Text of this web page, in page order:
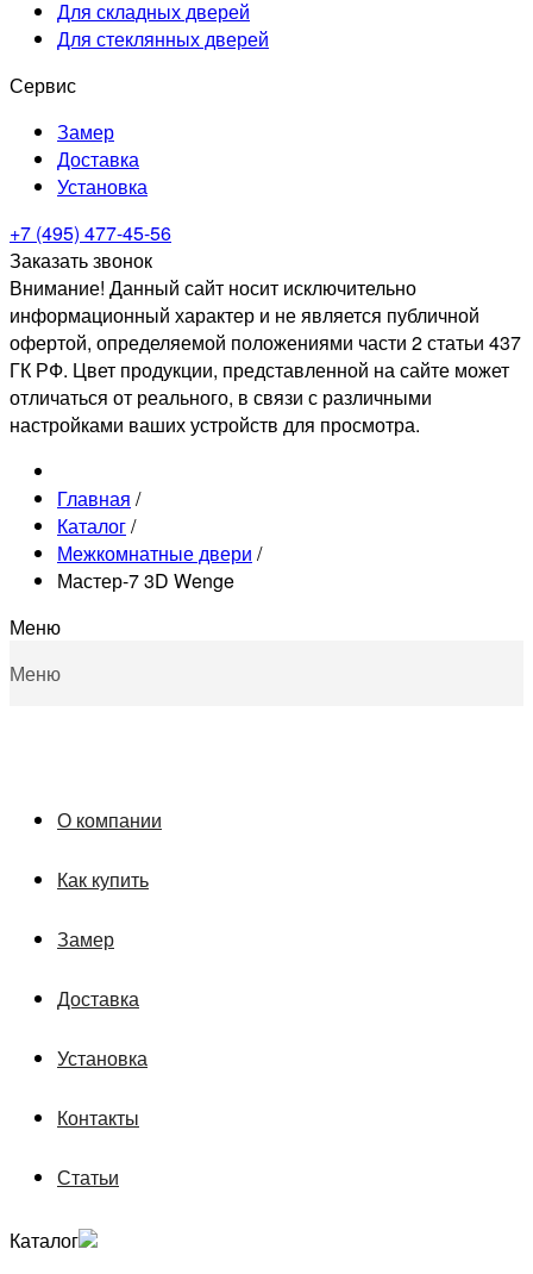
Для складных дверей
Для стеклянных дверей
Сервис
Замер
Доставка
Установка
+7 (495) 477-45-56
Заказать звонок
Внимание! Данный сайт носит исключительно
информационный характер и не является публичной
офертой, определяемой положениями части 2 статьи 437
ГК РФ. Цвет продукции, представленной на сайте может
отличаться от реального, в связи с различными
настройками ваших устройств для просмотра.
Главная /
Каталог/
Межкомнатные двери /
Мастер-7 3D Wenge
Меню
Меню
О компании
Как купить
Замер
Доставка
Установка
Контакты
Статьи
Каталог